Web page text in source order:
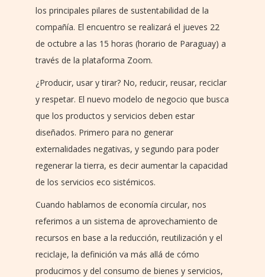
los principales pilares de sustentabilidad de la
compañía. El encuentro se realizará el jueves 22
de octubre a las 15 horas (horario de Paraguay) a
través de la plataforma Zoom.
¿Producir, usar y tirar? No, reducir, reusar, reciclar
y respetar. El nuevo modelo de negocio que busca
que los productos y servicios deben estar
diseñados. Primero para no generar
externalidades negativas, y segundo para poder
regenerar la tierra, es decir aumentar la capacidad
de los servicios eco sistémicos.
Cuando hablamos de economía circular, nos
referimos a un sistema de aprovechamiento de
recursos en base a la reducción, reutilización y el
reciclaje, la definición va más allá de cómo
producimos y del consumo de bienes y servicios,